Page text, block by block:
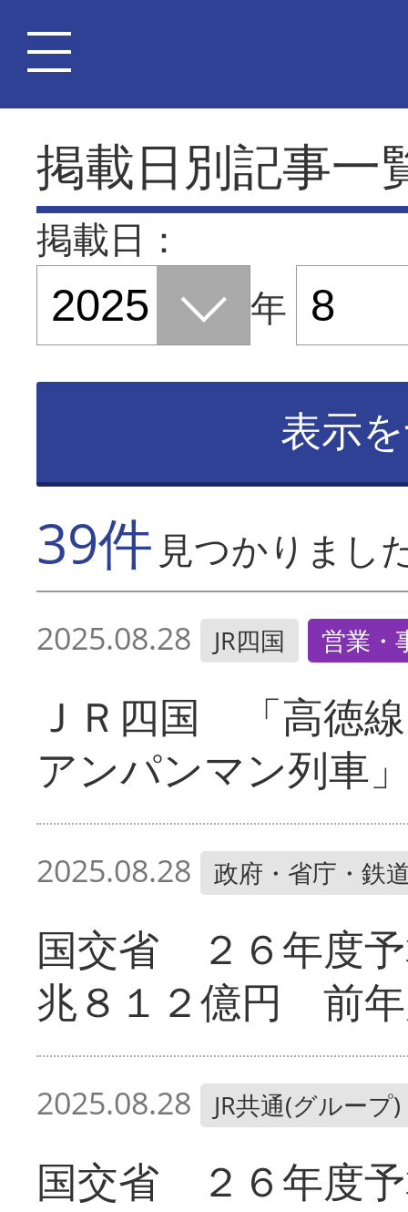
掲載日別記事一
掲載日：
年
表示
39件 見つかりまし
2025.08.28 JR四国 営業・
ＪＲ四国 「高徳
アンパンマン列車
2025.08.28 政府・省庁・鉄
国交省 ２６年度
兆８１２億円 前
2025.08.28 JR共通(グループ)
国交省 ２６年度